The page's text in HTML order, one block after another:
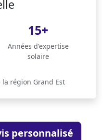
15+
Années d'expertise
solaire
région Grand Est
personnalisé